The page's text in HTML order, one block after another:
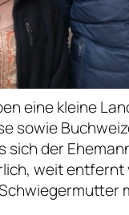
eine kleine
sowie
sich der
weit entfernt